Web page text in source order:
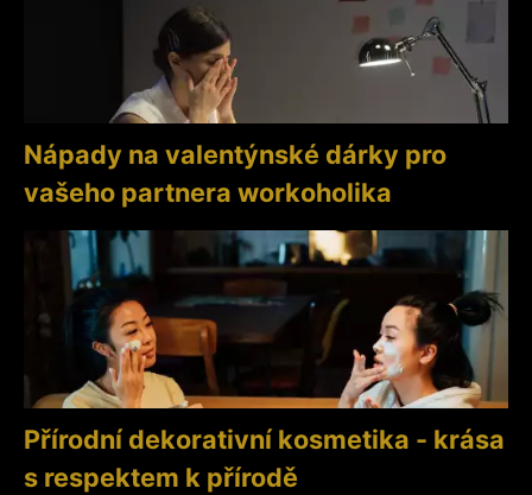
Nápady na valentýnské dárky pro
vašeho partnera workoholika
Přírodní dekorativní kosmetika - krása
s respektem k přírodě